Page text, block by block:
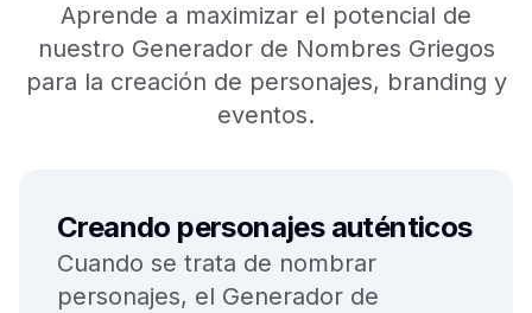
Aprende a maximizar el potencial de
nuestro Generador de Nombres Griegos
para la creación de personajes, branding y
eventos.
Creando personajes auténticos
Cuando se trata de nombrar
personajes, el Generador de